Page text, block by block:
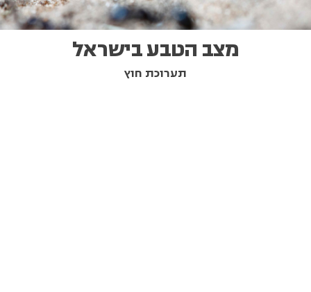
מצב הטבע בישראל
תערוכת חוץ